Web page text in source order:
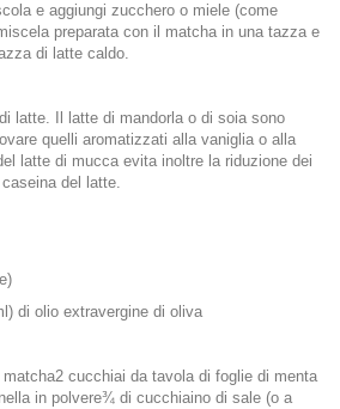
e aggiungi zucchero o miele (come
preparata con il matcha in una tazza e
di latte caldo.
latte. Il latte di mandorla o di soia sono
quelli aromatizzati alla vaniglia o alla
latte di mucca evita inoltre la riduzione dei
del latte.
di olio extravergine di oliva
cucchiai da tavola di foglie di menta
in polvere¾ di cucchiaino di sale (o a